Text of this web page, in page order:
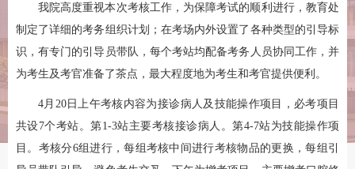
我院高度重视本次考核工作，为保障考试的顺利进行，教育处
制定了详细的考务组织计划；在考场内外设置了各种类型的引导标
识，有专门的引导员带队，每个考站均配备考务人员协同工作，并
为考生及考官准备了茶点，最大程度地为考生和考官提供便利。
4月20日上午考核内容为接诊病人及技能操作项目，必考项目
共设7个考站。第1-3站主要考核接诊病人。第4-7站为技能操作项
目。考核分6组进行，每组考核中间进行考核物品的更换，每组引